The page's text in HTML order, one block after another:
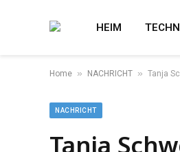
HEIM
Home » NACHRICHT » Tanja
NACHRICHT
Tanja